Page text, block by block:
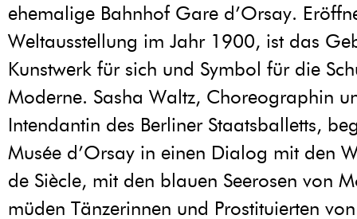
ehemalige Bahnhof Gare d’Orsay.
Weltausstellung im Jahr 1900, ist das
Kunstwerk für sich und Symbol für die
Moderne. Sasha Waltz, Choreographin
Intendantin des Berliner Staatsballetts,
Musée d’Orsay in einen Dialog mit den
de Siècle, mit den blauen Seerosen von
müden Tänzerinnen und Prostituierten